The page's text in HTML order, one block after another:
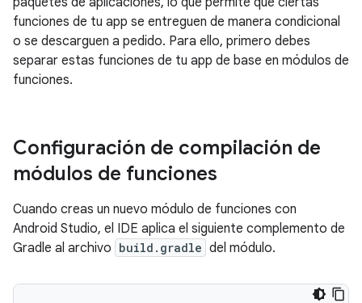
funciones de tu app se entreguen de manera condicional
o se descarguen a pedido. Para ello, primero debes
separar estas funciones de tu app de base en módulos de
funciones.
Configuración de compilación de
módulos de funciones
Cuando creas un nuevo módulo de funciones con
Android Studio, el IDE aplica el siguiente complemento de
Gradle al archivo build.gradle del módulo.